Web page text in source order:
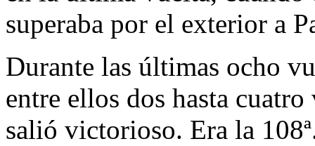
superaba por el exterior a
Durante las últimas ocho
entre ellos dos hasta
salió victorioso. Era la